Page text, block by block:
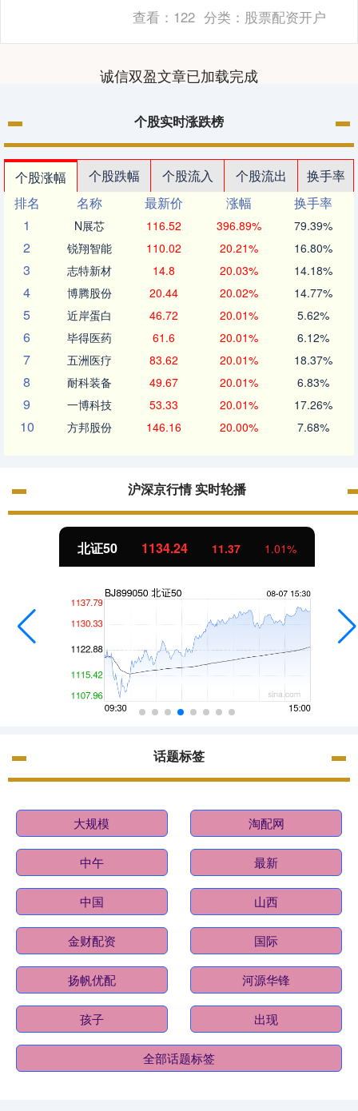
查看： 122 分类： 股票配资开户
诚信双盈文章已加载完成
个股实时涨跌榜
个股涨幅 个股跌幅 个股流入 个股流出
换手率
排名
名称 最新价 涨幅
换手率
1
N展芯 116.52 396.89% 79.39%
2 锐翔智能 110.02 20.21% 16.80%
3 志特新材 14.8 20.03% 14.18%
4 博腾股份 20.44 20.02% 14.77%
5 近岸蛋白 46.72 20.01% 5.62%
6 毕得医药 61.6 20.01% 6.12%
7 五洲医疗 83.62 20.01% 18.37%
8 耐科装备 49.67 20.01% 6.83%
9 一博科技 53.33 20.01% 17.26%
10 方邦股份 146.16 20.00% 7.68%
沪深京行情 实时轮播
北证50 1134.24 11.37 1.01%
话题标签
大规模 淘配网
中午 最新
中国 山西
金财配资 国际
扬帆优配 河源华锋
孩子 出现
全部话题标签